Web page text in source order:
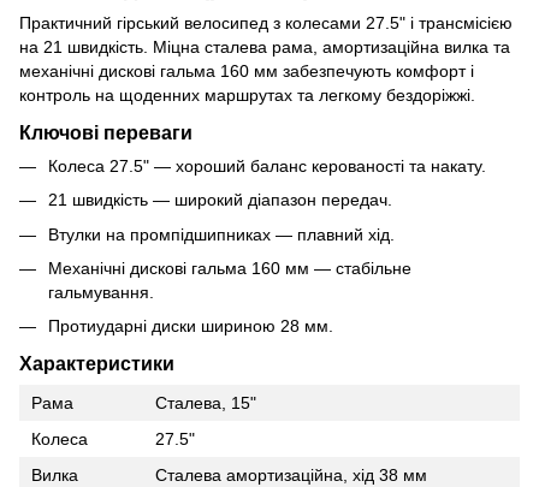
Практичний гірський велосипед з колесами 27.5" і трансмісією
на 21 швидкість. Міцна сталева рама, амортизаційна вилка та
механічні дискові гальма 160 мм забезпечують комфорт і
контроль на щоденних маршрутах та легкому бездоріжжі.
Ключові переваги
Колеса 27.5" — хороший баланс керованості та накату.
21 швидкість — широкий діапазон передач.
Втулки на промпідшипниках — плавний хід.
Механічні дискові гальма 160 мм — стабільне
гальмування.
Протиударні диски шириною 28 мм.
Характеристики
Рама
Сталева, 15"
Колеса
27.5"
Вилка
Сталева амортизаційна, хід 38 мм